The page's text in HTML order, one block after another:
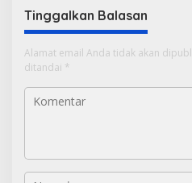
Tinggalkan Balasan
Alamat email Anda tidak akan
ditandai *